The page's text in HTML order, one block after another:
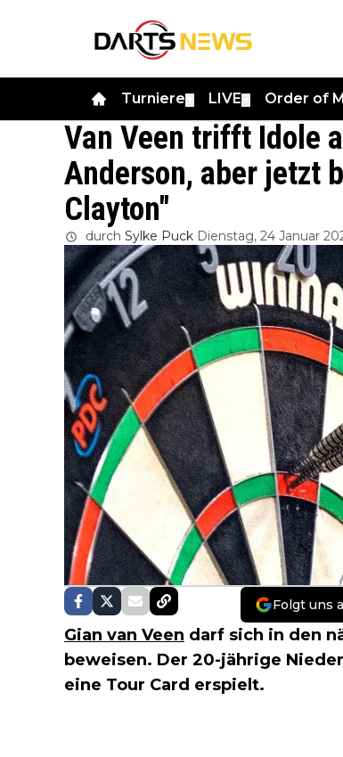
Turniere LIVE Order of
Van Veen trifft Idole
Anderson, aber jetzt
Clayton"
durch Sylke Puck Dienstag, 24 Januar
Folgt uns
Gian van Veen darf sich in den
beweisen. Der 20-jährige
eine Tour Card erspielt.